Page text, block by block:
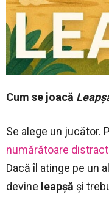
Cum se joacă
Se alege un jucător.
numărătoare
Dacă îl atinge pe un
devine leapşă şi